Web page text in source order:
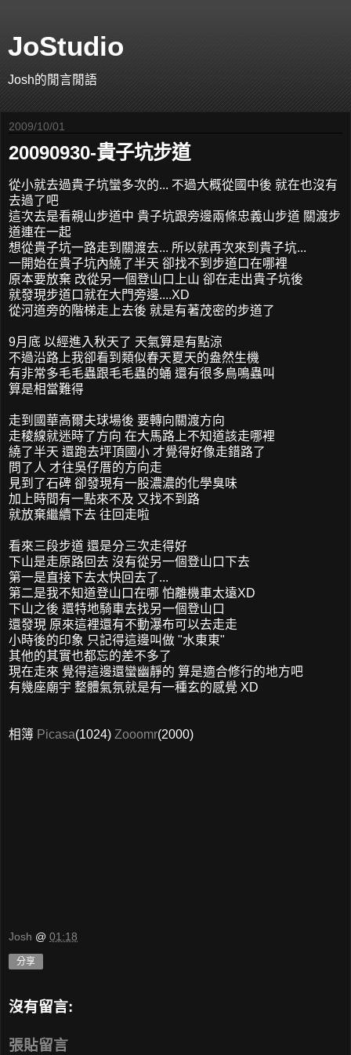
JoStudio
Josh的閒言閒語
2009/10/01
20090930-貴子坑步道
從小就去過貴子坑蠻多次的... 不過大概從國中後 就在也沒有
去過了吧
這次去是看親山步道中 貴子坑跟旁邊兩條忠義山步道 關渡步
道連在一起
想從貴子坑一路走到關渡去... 所以就再次來到貴子坑...
一開始在貴子坑內繞了半天 卻找不到步道口在哪裡
原本要放棄 改從另一個登山口上山 卻在走出貴子坑後
就發現步道口就在大門旁邊....XD
從河道旁的階梯走上去後 就是有著茂密的步道了
9月底 以經進入秋天了 天氣算是有點涼
不過沿路上我卻看到類似春天夏天的盎然生機
有非常多毛毛蟲跟毛毛蟲的蛹 還有很多鳥鳴蟲叫
算是相當難得
走到國華高爾夫球場後 要轉向關渡方向
走稜線就迷時了方向 在大馬路上不知道該走哪裡
繞了半天 還跑去坪頂國小 才覺得好像走錯路了
問了人 才往吳仔厝的方向走
見到了石碑 卻發現有一股濃濃的化學臭味
加上時間有一點來不及 又找不到路
就放棄繼續下去 往回走啦
看來三段步道 還是分三次走得好
下山是走原路回去 沒有從另一個登山口下去
第一是直接下去太快回去了...
第二是我不知道登山口在哪 怕離機車太遠XD
下山之後 還特地騎車去找另一個登山口
還發現 原來這裡還有不動瀑布可以去走走
小時後的印象 只記得這邊叫做 "水東東"
其他的其實也都忘的差不多了
現在走來 覺得這邊還蠻幽靜的 算是適合修行的地方吧
有幾座廟宇 整體氣氛就是有一種玄的感覺 XD
相簿 Picasa(1024) Zooomr(2000)
Josh @ 01:18
分享
沒有留言:
張貼留言